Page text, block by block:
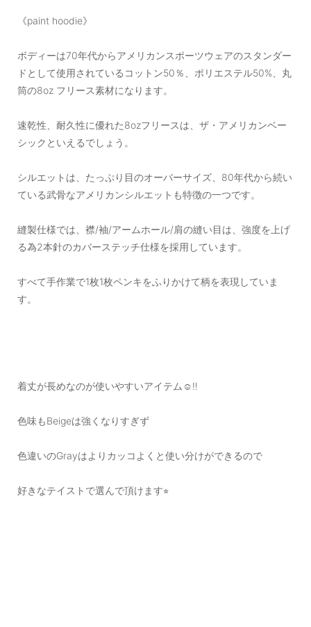
《paint hoodie》
ボディーは70年代からアメリカンスポーツウェアのスタンダー
ドとして使用されているコットン50％、ポリエステル50%、丸
筒の8oz フリース素材になります。
速乾性、耐久性に優れた8ozフリースは、ザ・アメリカンベー
シックといえるでしょう。
シルエットは、たっぷり目のオーバーサイズ、80年代から続い
ている武骨なアメリカンシルエットも特徴の一つです。
縫製仕様では、襟/袖/アームホール/肩の縫い目は、強度を上げ
る為2本針のカバーステッチ仕様を採用しています。
すべて手作業で1枚1枚ペンキをふりかけて柄を表現していま
す。
着丈が長めなのが使いやすいアイテム☺️‼️
色味もBeigeは強くなりすぎず
色違いのGrayはよりカッコよくと使い分けができるので
好きなテイストで選んで頂けます⭐︎